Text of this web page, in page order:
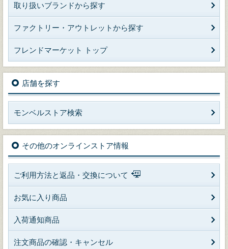
取り扱いブランドから探す
ファクトリー・アウトレットから探す
フレンドマーケット トップ
店舗を探す
モンベルストア検索
その他のオンラインストア情報
ご利用方法と返品・交換について
お気に入り商品
入荷通知商品
注文商品の確認・キャンセル